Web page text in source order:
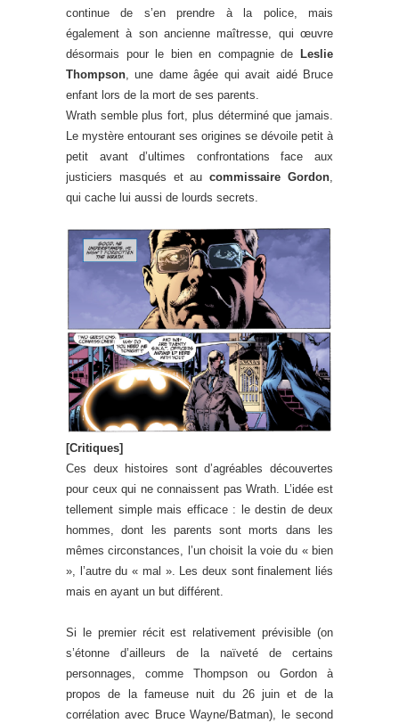
continue de s’en prendre à la police, mais
également à son ancienne maîtresse, qui œuvre
désormais pour le bien en compagnie de
Leslie
Thompson, une dame âgée qui avait aidé Bruce
enfant lors de la mort de ses parents.
Wrath semble plus fort, plus déterminé que jamais.
Le mystère entourant ses origines se dévoile petit à
petit avant d’ultimes confrontations face aux
justiciers masqués et aucommissaire Gordon,
qui cache lui aussi de lourds secrets.
[Critiques]
Ces deux histoires sont d’agréables découvertes
pour ceux qui ne connaissent pas Wrath. L’idée est
tellement simple mais efficace : le destin de deux
hommes, dont les parents sont morts dans les
mêmes circonstances, l’un choisit la voie du « bien
», l’autre du « mal ». Les deux sont finalement liés
mais en ayant un but différent.
Si le premier récit est relativement prévisible (on
s’étonne d’ailleurs de la naïveté de certains
personnages, comme Thompson ou Gordon à
propos de la fameuse nuit du 26 juin et de la
corrélation avec Bruce Wayne/Batman), le second